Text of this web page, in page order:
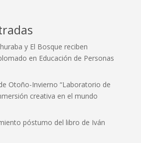
y El Bosque reciben
en Educación de Personas
Otoño-Invierno “Laboratorio de
creativa en el mundo
póstumo del libro de Iván